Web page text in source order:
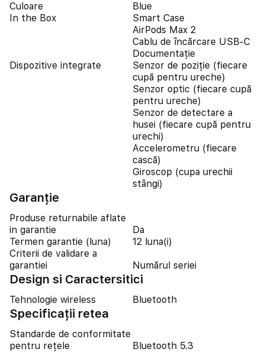
Culoare
Blue
In the Box
Smart Case
AirPods Max 2
Cablu de încărcare USB-C
Documentație
Dispozitive integrate
Senzor de poziție (fiecare
cupă pentru ureche)
Senzor optic (fiecare cupă
pentru ureche)
Senzor de detectare a
husei (fiecare cupă pentru
urechi)
Accelerometru (fiecare
cască)
Giroscop (cupa urechii
stângi)
Garanție
Produse returnabile aflate
in garantie
Da
Termen garantie (luna)
12 luna(i)
Criterii de validare a
garantiei
Numărul seriei
Design si Caractersitici
Tehnologie wireless Bluetooth
Specificații retea
Standarde de conformitate
pentru rețele
Bluetooth 5.3